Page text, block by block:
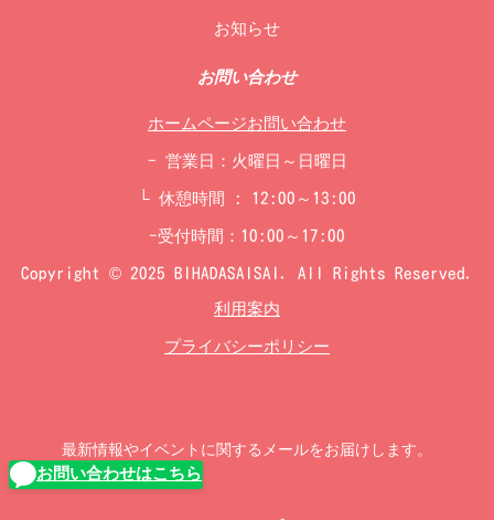
お知らせ
お問い合わせ
ホームページお問い合わせ
- 営業日：火曜日～日曜日
└ 休憩時間 : 12:00～13:00
-受付時間：10:00～17:00
Copyright © 2025 BIHADASAISAI. All Rights Reserved.
利用案内
プライバシーポリシー
最新情報やイベントに関するメールをお届けします。
お問い合わせはこちら